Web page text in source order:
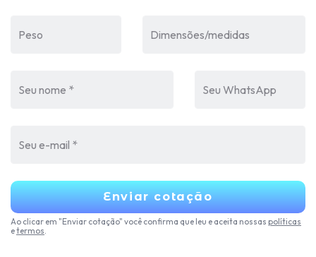
Ao clicar em "Enviar cotação" você confirma que leu e aceita nossas políticas
etermos.
Enviar cotação